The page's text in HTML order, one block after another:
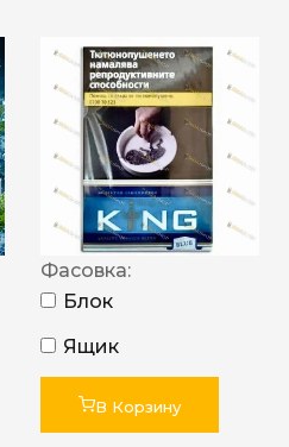
Фасовка:
Блок
Ящик
В Корзину